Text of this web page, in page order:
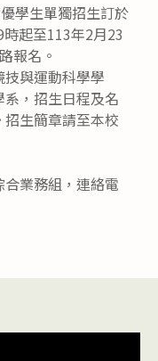
學生單獨招生訂於
起至113年2月23
報名。
與運動科學學
，招生日程及名
生簡章請至本校
業務組，連絡電